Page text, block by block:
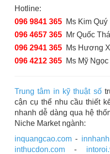
Hotline:
096 9841 365 Ms Kim Quý
096 4657 365 Mr Quốc
096 2941 365 Ms Hương
096 4212 365 Ms Mỹ Ngọc
Trung tâm in kỹ thuật số
cận cụ thể nhu cầu thiết
nhanh dễ dàng qua hệ
Niche Market ngành:
inquangcao.com -
inthucdon.com -